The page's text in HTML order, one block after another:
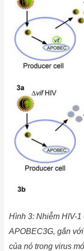
Hình 3: Nhiễm HIV-
APOBEC3G, gắn
của nó trong virus